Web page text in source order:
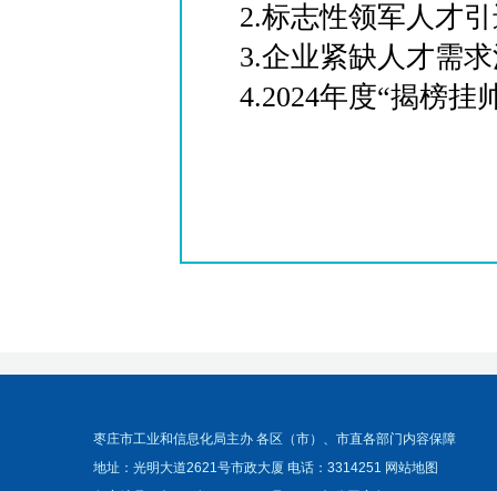
2.标志性领军人才
3.企业紧缺人才需
4.2024年度“揭榜挂
枣庄市工业和信息化局主办 各区（市）、市直各部门内容保障
地址：光明大道2621号市政大厦 电话：3314251 网站地图